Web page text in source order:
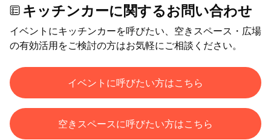
キッチンカーに関するお問い合わせ
イベントにキッチンカーを呼びたい、空きスペース・広場
の有効活用をご検討の方はお気軽にご相談ください。
イベントに呼びたい方はこちら
空きスペースに呼びたい方はこちら